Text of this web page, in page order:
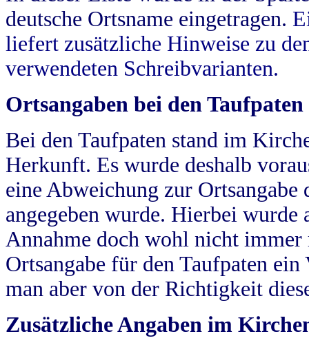
deutsche Ortsname eingetragen.
liefert zusätzliche Hinweise zu
verwendeten Schreibvarianten.
Ortsangaben bei den Taufpaten
Bei den Taufpaten stand im
Herkunft. Es wurde deshalb
eine Abweichung zur
angegeben wurde. Hierbei wurde
Annahme doch wohl nicht
Ortsangabe für den Taufpaten
man aber von der Richtigkeit
Zusätzliche Angaben im